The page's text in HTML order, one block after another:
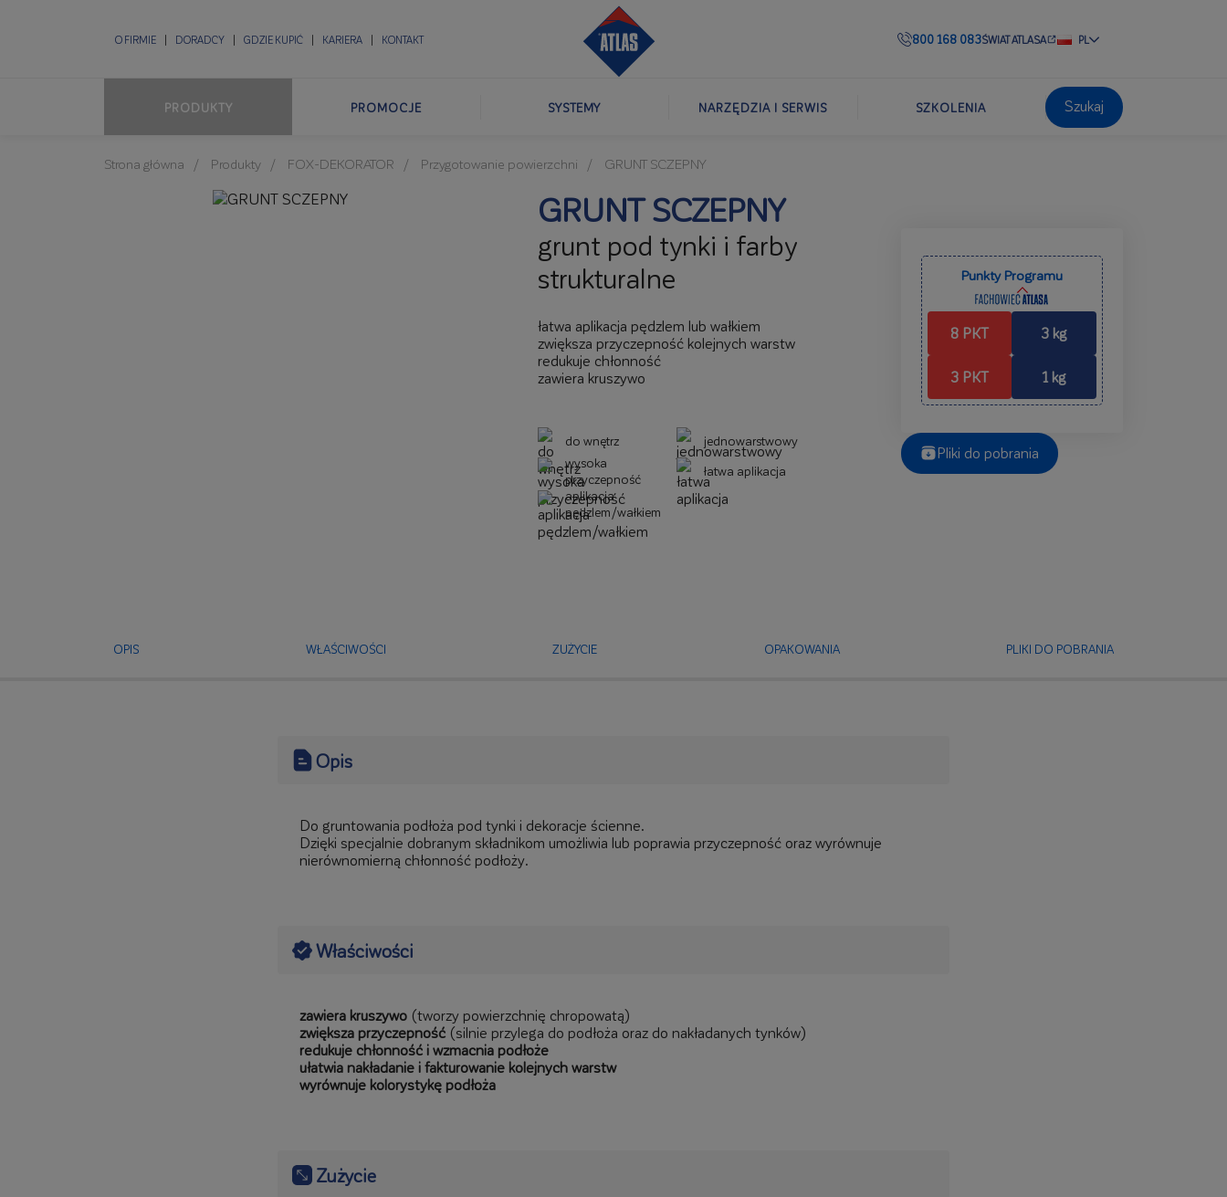
O FIRMIE DORADCY GDZIE KUPIĆ KARIERA KONTAKT 800 168 083ŚWIAT ATLASA PL
PRODUKTY PROMOCJE SYSTEMY NARZĘDZIA I SERWIS SZKOLENIA Szukaj
Strona główna Produkty FOX-DEKORATOR Przygotowanie powierzchni GRUNT SCZEPNY
GRUNT SCZEPNY
grunt pod tynki i farby
strukturalne
łatwa aplikacja pędzlem lub wałkiem
zwiększa przyczepność kolejnych warstw
redukuje chłonność
zawiera kruszywo
do wnętrz
jednowarstwowy
wysoka
przyczepność
łatwa aplikacja
aplikacja
pędzlem/wałkiem
Punkty Programu
8 PKT 3 kg
3 PKT 1 kg
Pliki do pobrania
OPIS WŁAŚCIWOŚCI ZUŻYCIE OPAKOWANIA PLIKI DO POBRANIA
Opis
Do gruntowania podłoża pod tynki i dekoracje ścienne.
Dzięki specjalnie dobranym składnikom umożliwia lub poprawia przyczepność oraz wyrównuje
nierównomierną chłonność podłoży.
Właściwości
zawiera kruszywo (tworzy powierzchnię chropowatą)
zwiększa przyczepność (silnie przylega do podłoża oraz do nakładanych tynków)
redukuje chłonność i wzmacnia podłoże
ułatwia nakładanie i fakturowanie kolejnych warstw
wyrównuje kolorystykę podłoża
Zużycie